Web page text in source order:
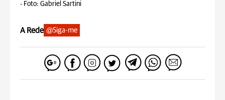
- Foto: Gabriel Sartini
A Rede @Siga-me